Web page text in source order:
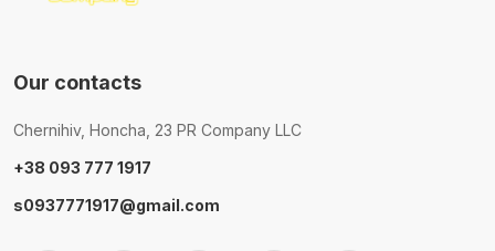
Our contacts
Chernihiv, Honcha, 23 PR Company LLC
+38 093 777 1917
s0937771917@gmail.com